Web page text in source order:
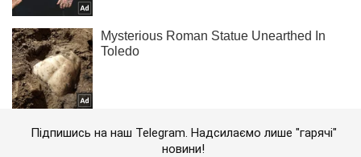
Підпишись на наш Telegram. Надсилаємо лише "гарячі"
новини!